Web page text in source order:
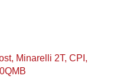
Minarelli 2T, CPI,